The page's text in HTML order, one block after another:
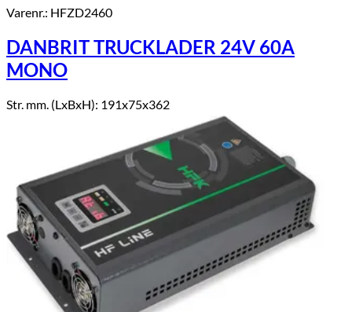
Varenr.: HFZD2460
DANBRIT TRUCKLADER 24V 60A
MONO
Str. mm. (LxBxH): 191x75x362